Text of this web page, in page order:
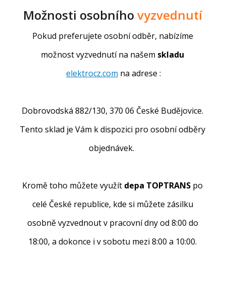
Možnosti osobního vyzvednutí
Pokud preferujete osobní odběr, nabízíme
možnost vyzvednutí na našem skladu
elektrocz.com na adrese :
Dobrovodská 882/130, 370 06 České Budějovice.
Tento sklad je Vám k dispozici pro osobní odběry
objednávek.
Kromě toho můžete využít depa TOPTRANS po
celé České republice, kde si můžete zásilku
osobně vyzvednout v pracovní dny od 8:00 do
18:00, a dokonce i v sobotu mezi 8:00 a 10:00.